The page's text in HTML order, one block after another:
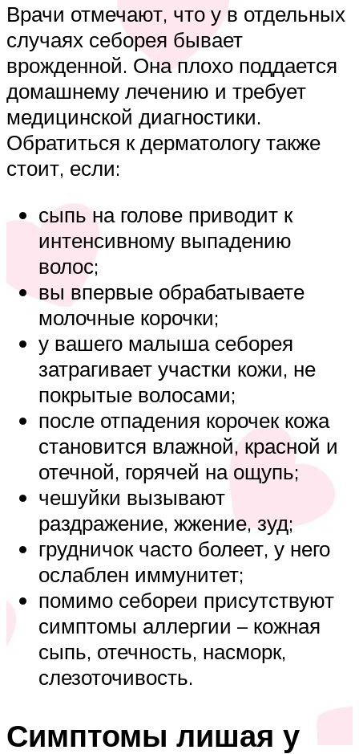
Врачи отмечают, что у в отдельных
случаях себорея бывает
врожденной. Она плохо поддается
домашнему лечению и требует
медицинской диагностики.
Обратиться к дерматологу также
стоит, если:
сыпь на голове приводит к
интенсивному выпадению
волос;
вы впервые обрабатываете
молочные корочки;
у вашего малыша себорея
затрагивает участки кожи, не
покрытые волосами;
после отпадения корочек кожа
становится влажной, красной и
отечной, горячей на ощупь;
чешуйки вызывают
раздражение, жжение, зуд;
грудничок часто болеет, у него
ослаблен иммунитет;
помимо себореи присутствуют
симптомы аллергии – кожная
сыпь, отечность, насморк,
слезоточивость.
Симптомы лишая у